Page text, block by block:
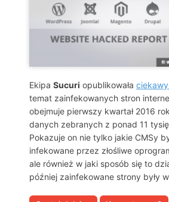
Ekipa Sucuri opublikowała
temat zainfekowanych stron
obejmuje pierwszy kwartał 2016
danych zebranych z ponad 11
Pokazuje on nie tylko jakie CMSy
infekowane przez złośliwe
ale również w jaki sposób się to
później zainfekowane strony były